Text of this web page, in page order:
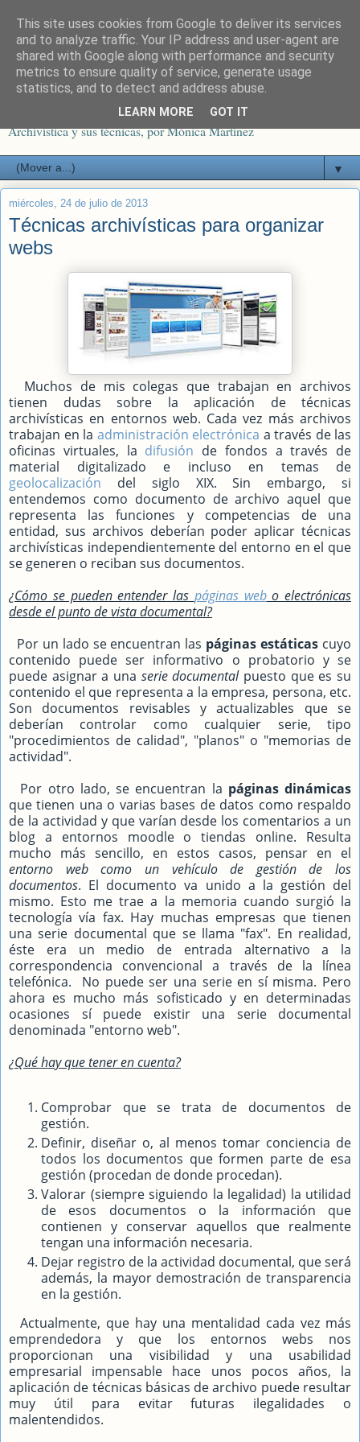
Docufilos
El Archivo es un servicio que permite recuperar los documentos que
producen otros en cualquier momento, siempre que se hayan
incluido en un Sistema de Archivo. El blog reflexiona sobre la
Archivística y sus técnicas, por Mónica Martínez
▼
miércoles, 24 de julio de 2013
Técnicas archivísticas para organizar
webs
Muchos de mis colegas que trabajan en archivos
tienen dudas sobre la aplicación de técnicas
archivísticas en entornos web. Cada vez más archivos
trabajan en la administración electrónica a través de las
oficinas virtuales, la difusión de fondos a través de
material digitalizado e incluso en temas de
geolocalización del siglo XIX. Sin embargo, si
entendemos como documento de archivo aquel que
representa las funciones y competencias de una
entidad, sus archivos deberían poder aplicar técnicas
archivísticas independientemente del entorno en el que
se generen o reciban sus documentos.
¿Cómo se pueden entender las páginas webo electrónicas
desde el punto de vista documental?
Por un lado se encuentran las páginas estáticas cuyo
contenido puede ser informativo o probatorio y se
puede asignar a una serie documentalpuesto que es su
contenido el que representa a la empresa, persona, etc.
Son documentos revisables y actualizables que se
deberían controlar como cualquier serie, tipo
"procedimientos de calidad", "planos" o "memorias de
actividad".
Por otro lado, se encuentran la páginas dinámicas
que tienen una o varias bases de datos como respaldo
de la actividad y que varían desde los comentarios a un
blog a entornos moodle o tiendas online. Resulta
mucho más sencillo, en estos casos, pensar en el
entorno web como un vehículo de gestión de los
documentos. El documento va unido a la gestión del
mismo. Esto me trae a la memoria cuando surgió la
tecnología vía fax. Hay muchas empresas que tienen
una serie documental que se llama "fax". En realidad,
éste era un medio de entrada alternativo a la
correspondencia convencional a través de la línea
telefónica. No puede ser una serie en sí misma. Pero
ahora es mucho más sofisticado y en determinadas
ocasiones sí puede existir una serie documental
denominada "entorno web".
¿Qué hay que tener en cuenta?
Comprobar que se trata de documentos de
gestión.
Definir, diseñar o, al menos tomar conciencia de
todos los documentos que formen parte de esa
gestión (procedan de donde procedan).
Valorar (siempre siguiendo la legalidad) la utilidad
de esos documentos o la información que
contienen y conservar aquellos que realmente
tengan una información necesaria.
Dejar registro de la actividad documental, que será
además, la mayor demostración de transparencia
en la gestión.
Actualmente, que hay una mentalidad cada vez más
emprendedora y que los entornos webs nos
proporcionan una visibilidad y una usabilidad
empresarial impensable hace unos pocos años, la
aplicación de técnicas básicas de archivo puede resultar
muy útil para evitar futuras ilegalidades o
malentendidos.
This site uses cookies from Google to deliver its services
and to analyze traffic. Your IP address and user-agent are
shared with Google along with performance and security
metrics to ensure quality of service, generate usage
statistics, and to detect and address abuse.
LEARN MORE GOT IT